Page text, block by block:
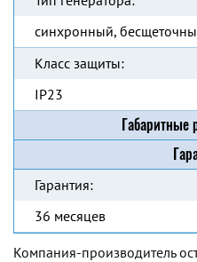
синхронный,
Класс защиты:
IP23
Габаритные
Гарантия:
36 месяцев
Компания-производитель